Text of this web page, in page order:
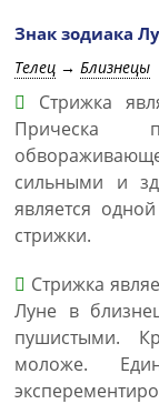
Знак зодиака
Телец → Близнецы
Стрижка
Прическа
сильными и
является
стрижки.
Стрижка
Луне в
пушистыми.
моложе.